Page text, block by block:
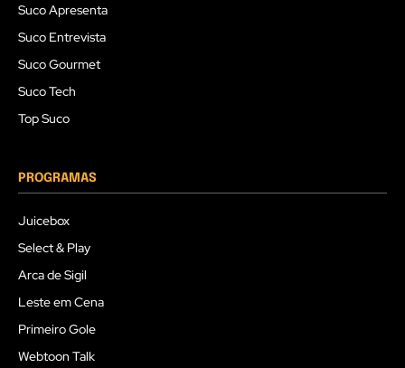
Suco Apresenta
Suco Entrevista
Suco Gourmet
Suco Tech
Top Suco
PROGRAMAS
Juicebox
Select & Play
Arca de Sigil
Leste em Cena
Primeiro Gole
Webtoon Talk